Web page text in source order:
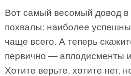
Вот самый весомый довод в
похвалы: наиболее
чаще всего. А теперь
первично — аплодисменты
Хотите верьте, хотите нет,